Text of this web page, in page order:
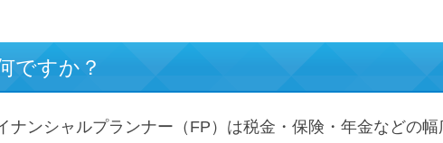
ですか？
ナンシャルプランナー（FP）は税金・保険・年金などの